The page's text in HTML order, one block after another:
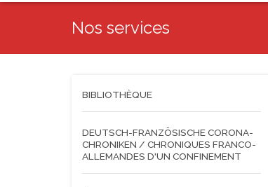
Nos services
BIBLIOTHÈQUE
DEUTSCH-FRANZÖSISCHE CORONA-
CHRONIKEN / CHRONIQUES FRANCO-
ALLEMANDES D'UN CONFINEMENT